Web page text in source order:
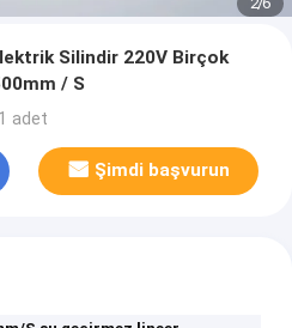
Silindir 220V Birçok
/ S
adet
Şimdi başvurun